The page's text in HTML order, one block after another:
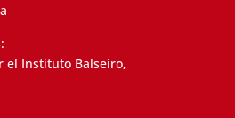
el Instituto Balseiro,